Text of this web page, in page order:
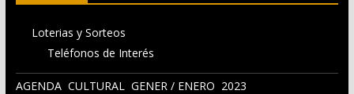
Loterias y Sorteos
Teléfonos de Interés
AGENDA CULTURAL GENER / ENERO 2023